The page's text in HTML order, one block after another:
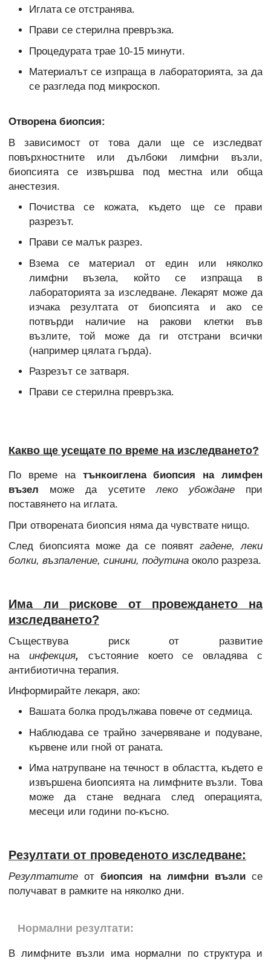
Иглата се отстранява.
Прави се стерилна превръзка.
Процедурата трае 10-15 минути.
Материалът се изпраща в лабораторията, за да
се разгледа под микроскоп.
Отворена биопсия:
В зависимост от това дали ще се изследват
повърхностните или дълбоки лимфни възли,
биопсията се извършва под местна или обща
анестезия.
Почиства се кожата, където ще се прави
разрезът.
Прави се малък разрез.
Взема се материал от един или няколко
лимфни възела, който се изпраща в
лабораторията за изследване. Лекарят може да
изчака резултата от биопсията и ако се
потвърди наличие на ракови клетки във
възлите, той може да ги отстрани всички
(например цялата гърда).
Разрезът се затваря.
Прави се стерилна превръзка.
Какво ще усещате по време на изследването?
По време на тънкоиглена биопсия на лимфен
възел може да усетителеко убожданепри
поставянето на иглата.
При отворената биопсия няма да чувствате нищо.
След биопсията може да се появятгадене, леки
болки, възпаление, синини, подутина около разреза.
Има ли рискове от провеждането на
изследването?
Съществува риск от развитие
на инфекция, състояние което се овладява с
антибиотична терапия.
Информирайте лекаря, ако:
Вашата болка продължава повече от седмица.
Наблюдава се трайно зачервяване и подуване,
кървене или гной от раната.
Има натрупване на течност в областта, където е
извършена биопсията на лимфните възли. Това
може да стане веднага след операцията,
месеци или години по-късно.
Резултати от проведеното изследване:
Резултатите отбиопсия на лимфни възлисе
получават в рамките на няколко дни.
Нормални резултати:
В лимфните възли има нормални по структура и